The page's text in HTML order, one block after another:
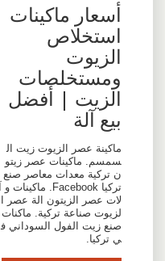
أسعار ماكينات
استخلاص
الزيوت
ومستخلصات
الزيت | أفضل
بيع آلة
ماكينة عصر الزيوت زيت ال
سمسم. ماكينات عصر زيتو
ن تركية معدات معاصر صنع
تركيا Facebook. ماكينات و آ
لات عصر الزيتون الة عصر ا
لزيوت صناعة تركية. ماكنات
صنع زيت الفول السوداني ف
ي تركيا.